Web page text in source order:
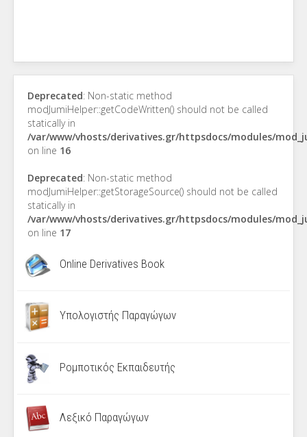
Deprecated: Non-static method
modJumiHelper::getCodeWritten() should not be called
statically in
/var/www/vhosts/derivatives.gr/httpsdocs/modules/
on line 16
Deprecated: Non-static method
modJumiHelper::getStorageSource() should not be called
statically in
/var/www/vhosts/derivatives.gr/httpsdocs/modules/
on line 17
Online Derivatives Book
Υπολογιστής Παραγώγων
Ρομποτικός Εκπαιδευτής
Λεξικό Παραγώγων